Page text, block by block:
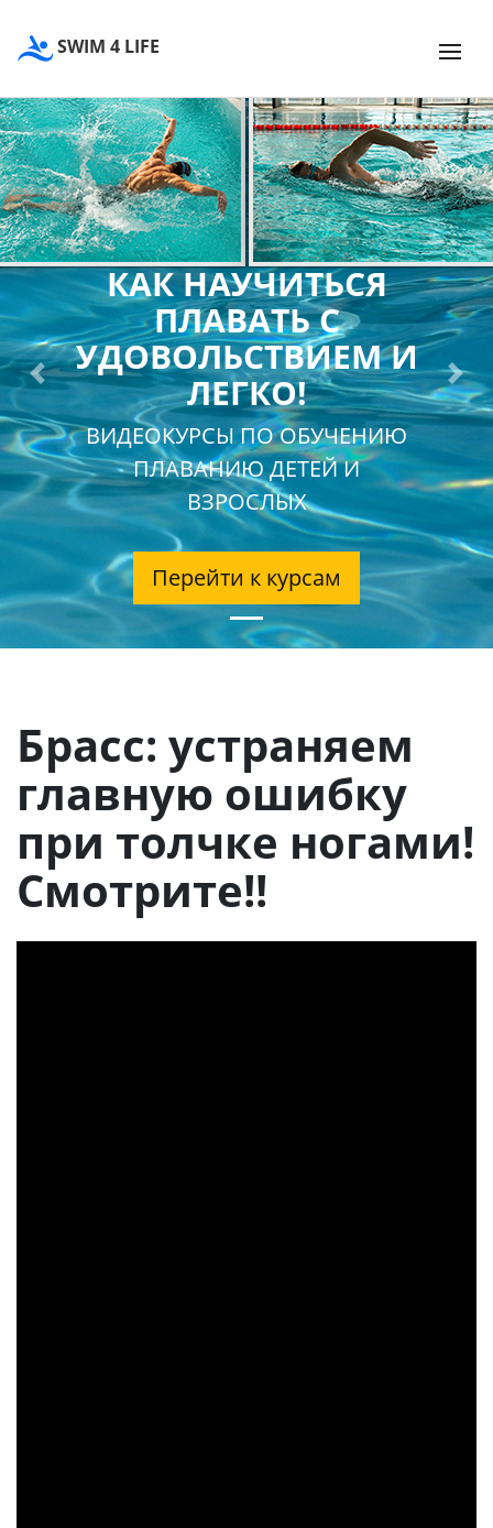
SWIM 4 LIFE
КАК НАУЧИТЬСЯ
ПЛАВАТЬ С
УДОВОЛЬСТВИЕМ И
ЛЕГКО!
ВИДЕОКУРСЫ ПО ОБУЧЕНИЮ
ПЛАВАНИЮ ДЕТЕЙ И
ВЗРОСЛЫХ
Перейти к курсам
Previous Next
Брасс: устраняем
главную ошибку
при толчке ногами!
Смотрите!!